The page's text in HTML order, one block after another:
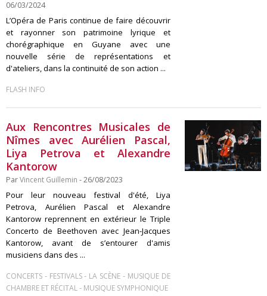
06/03/2024
L’Opéra de Paris continue de faire découvrir
et rayonner son patrimoine lyrique et
chorégraphique en Guyane avec une
nouvelle série de représentations et
d'ateliers, dans la continuité de son action ...
FLASH INFO
Aux Rencontres Musicales de
Nîmes avec Aurélien Pascal,
Liya Petrova et Alexandre
Kantorow
ParVincent Guillemin - 26/08/2023
Pour leur nouveau festival d'été, Liya
Petrova, Aurélien Pascal et Alexandre
Kantorow reprennent en extérieur le Triple
Concerto de Beethoven avec Jean-Jacques
Kantorow, avant de s’entourer d'amis
musiciens dans des ...
CONCERTS - FESTIVALS- LA SCÈNE - MUSIQUE DE
CHAMBRE ET RÉCITAL- MUSIQUE SYMPHONIQUE